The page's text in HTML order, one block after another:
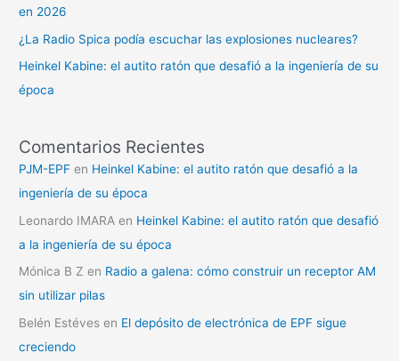
en 2026
¿La Radio Spica podía escuchar las explosiones nucleares?
Heinkel Kabine: el autito ratón que desafió a la ingeniería de su
época
Comentarios Recientes
PJM-EPF en Heinkel Kabine: el autito ratón que desafió a la
ingeniería de su época
Leonardo IMARA en Heinkel Kabine: el autito ratón que desafió
a la ingeniería de su época
Mónica B Z en Radio a galena: cómo construir un receptor AM
sin utilizar pilas
Belén Estéves en El depósito de electrónica de EPF sigue
creciendo